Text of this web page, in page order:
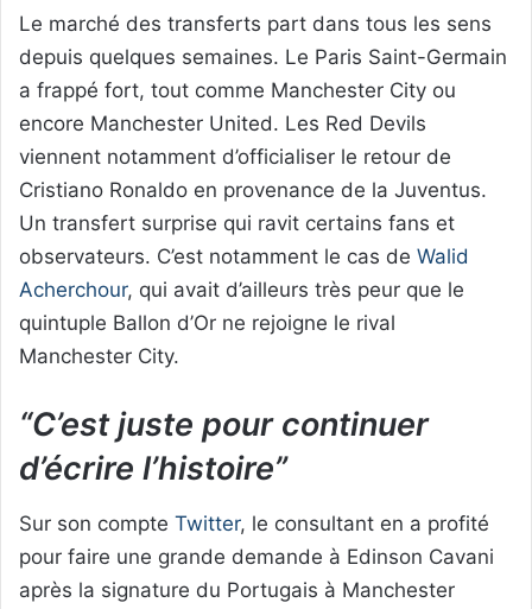
Le marché des transferts part dans tous les sens
depuis quelques semaines. Le Paris Saint-Germain
a frappé fort, tout comme Manchester City ou
encore Manchester United. Les Red Devils
viennent notamment d’officialiser le retour de
Cristiano Ronaldo en provenance de la Juventus.
Un transfert surprise qui ravit certains fans et
observateurs. C’est notamment le cas de Walid
Acherchour, qui avait d’ailleurs très peur que le
quintuple Ballon d’Or ne rejoigne le rival
Manchester City.
“C’est juste pour continuer
d’écrire l’histoire”
Sur son compte Twitter, le consultant en a profité
pour faire une grande demande à Edinson Cavani
après la signature du Portugais à Manchester